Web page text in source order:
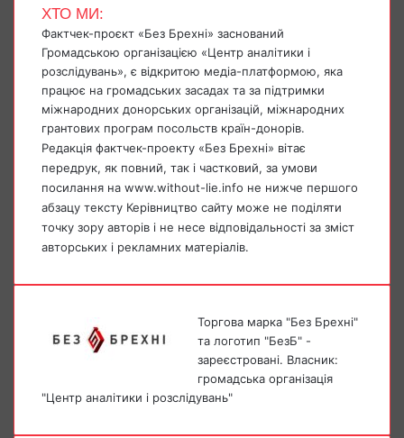
ХТО МИ:
Фактчек-проєкт «Без Брехні» заснований
Громадською організацією «Центр аналітики і
розслідувань», є відкритою медіа-платформою, яка
працює на громадських засадах та за підтримки
міжнародних донорських організацій, міжнародних
грантових програм посольств країн-донорів.
Редакція фактчек-проекту «Без Брехні» вітає
передрук, як повний, так і частковий, за умови
посилання на www.without-lie.info не нижче першого
абзацу тексту Керівництво сайту може не поділяти
точку зору авторів і не несе відповідальності за зміст
авторських і рекламних матеріалів.
Торгова марка "Без Брехні"
та логотип "БезБ" -
зареєстровані. Власник:
громадська організація
"Центр аналітики і розслідувань"